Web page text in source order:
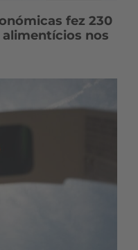
fez 230
alimentícios nos